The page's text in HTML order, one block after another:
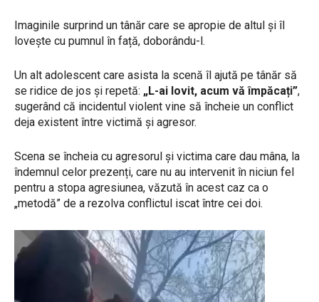
Imaginile surprind un tânăr care se apropie de altul și îl
lovește cu pumnul în față, doborându-l.
Un alt adolescent care asista la scenă îl ajută pe tânăr să
se ridice de jos și repetă: „L-ai lovit, acum vă împăcați”,
sugerând că incidentul violent vine să încheie un conflict
deja existent între victimă și agresor.
Scena se încheia cu agresorul și victima care dau mâna, la
îndemnul celor prezenți, care nu au intervenit în niciun fel
pentru a stopa agresiunea, văzută în acest caz ca o
„metodă” de a rezolva conflictul iscat între cei doi.